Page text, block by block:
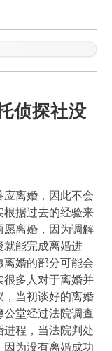
侦探社没
离婚，因此不会
根据过去的经验来
愿离婚，因为调解
就能完成离婚进
婚的部分可能会
很多人对于离婚并
，当初谈好的离婚
公堂经过法院调查
程，当法院判处
因为没有离婚成功